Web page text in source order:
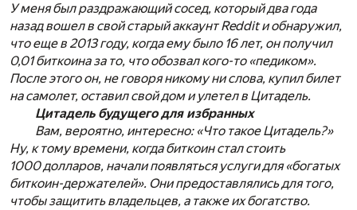
У меня был раздражающий сосед, который два года
назад вошел в свой старый аккаунт Reddit и обнаружил,
что еще в 2013 году, когда ему было 16 лет, он получил
0,01 биткоина за то, что обозвал кого-то «педиком».
После этого он, не говоря никому ни слова, купил билет
на самолет, оставил свой дом и улетел в Цитадель.
Цитадель будущего для избранных
Вам, вероятно, интересно: «Что такое Цитадель?»
Ну, к тому времени, когда биткоин стал стоить
1000 долларов, начали появляться услуги для «богатых
биткоин-держателей». Они предоставлялись для того,
чтобы защитить владельцев, а также их богатство.